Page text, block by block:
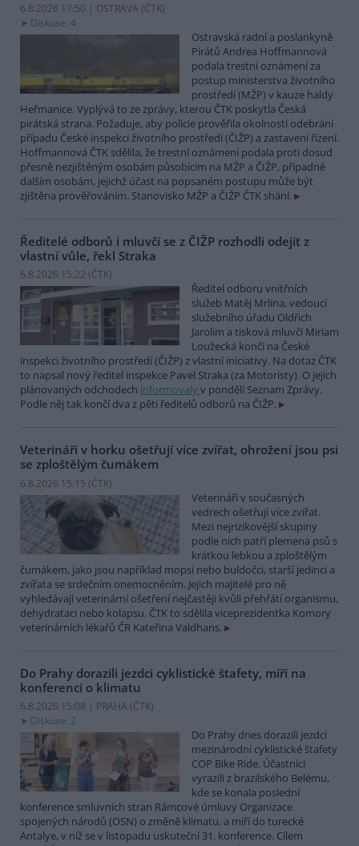
6.8.2026 17:50 | OSTRAVA (ČTK)
Diskuse: 4
Ostravská radní a poslankyně
Pirátů Andrea Hoffmannová
podala trestní oznámení za
postup ministerstva životního
prostředí (MŽP) v kauze haldy
Heřmanice. Vyplývá to ze zprávy, kterou ČTK poskytla Česká
pirátská strana. Požaduje, aby policie prověřila okolnosti odebrání
případu České inspekci životního prostředí (ČIŽP) a zastavení řízení.
Hoffmannová ČTK sdělila, že trestní oznámení podala proti dosud
přesně nezjištěným osobám působícím na MŽP a ČIŽP, případně
dalším osobám, jejichž účast na popsaném postupu může být
zjištěna prověřováním. Stanovisko MŽP a ČIŽP ČTK shání.
Ředitelé odborů i mluvčí se z ČIŽP rozhodli odejít z
vlastní vůle, řekl Straka
6.8.2026 15:22 (ČTK)
Ředitel odboru vnitřních
služeb Matěj Mrlina, vedoucí
služebního úřadu Oldřich
Jarolím a tisková mluvčí Miriam
Loužecká končí na České
inspekci životního prostředí (ČIŽP) z vlastní iniciativy. Na dotaz ČTK
to napsal nový ředitel inspekce Pavel Straka (za Motoristy). O jejich
plánovaných odchodech informovaly v pondělí Seznam Zprávy.
Podle něj tak končí dva z pěti ředitelů odborů na ČIŽP.
Veterináři v horku ošetřují více zvířat, ohrožení jsou psi
se zploštělým čumákem
6.8.2026 15:15 (ČTK)
Veterináři v současných
vedrech ošetřují více zvířat.
Mezi nejrizikovější skupiny
podle nich patří plemena psů s
krátkou lebkou a zploštělým
čumákem, jako jsou například mopsi nebo buldočci, starší jedinci a
zvířata se srdečním onemocněním. Jejich majitelé pro ně
vyhledávají veterinární ošetření nejčastěji kvůli přehřátí organismu,
dehydrataci nebo kolapsu. ČTK to sdělila viceprezidentka Komory
veterinárních lékařů ČR Kateřina Valdhans.
Do Prahy dorazili jezdci cyklistické štafety, míří na
konferenci o klimatu
6.8.2026 15:08 | PRAHA (ČTK)
Diskuse: 2
Do Prahy dnes dorazili jezdci
mezinárodní cyklistické štafety
COP Bike Ride. Účastníci
vyrazili z brazilského Belému,
kde se konala poslední
konference smluvních stran Rámcové úmluvy Organizace
spojených národů (OSN) o změně klimatu, a míří do turecké
Antalye, v níž se v listopadu uskuteční 31. konference. Cílem